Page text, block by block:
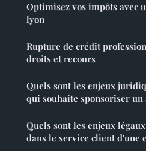
Optimisez vos impôts avec
lyon
Rupture de crédit
droits et recours
Quels sont les enjeux
qui souhaite sponsoriser
Quels sont les enjeux
dans le service client d'une